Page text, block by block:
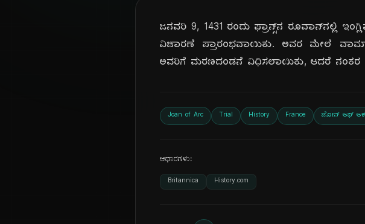
ಜನವರಿ 9, 1431 ರಂದು ಫ್ರಾನ್ಸ್‌ನ ರೂವಾನ್‌ನಲ್ಲಿ
ವಿಚಾರಣೆ ಪ್ರಾರಂಭವಾಯಿತು. ಅವರ ಮೇಲೆ
ಅವರಿಗೆ ಮರಣದಂಡನೆ ವಿಧಿಸಲಾಯಿತು, ಆದರೆ ನಂತರ
Joan of Arc Trial History France ಜೋನ್ ಆಫ್
ಆಧಾರಗಳು:
Britannica History.com